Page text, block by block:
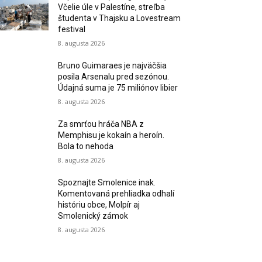
Včelie úle v Palestíne, streľba
študenta v Thajsku a Lovestream
festival
8. augusta 2026
Bruno Guimaraes je najväčšia
posila Arsenalu pred sezónou.
Údajná suma je 75 miliónov libier
8. augusta 2026
Za smrťou hráča NBA z
Memphisu je kokaín a heroín.
Bola to nehoda
8. augusta 2026
Spoznajte Smolenice inak.
Komentovaná prehliadka odhalí
históriu obce, Molpír aj
Smolenický zámok
8. augusta 2026